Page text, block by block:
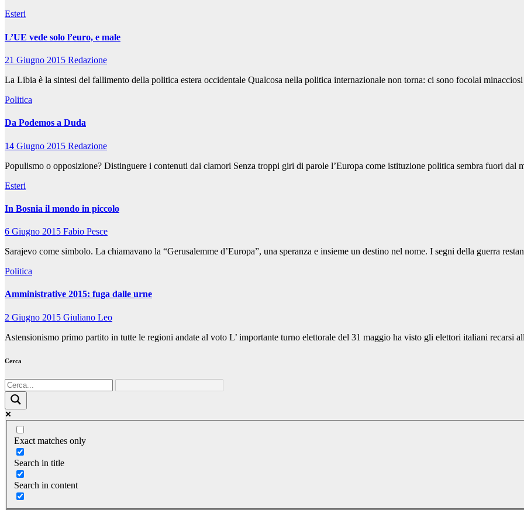
Esteri
L’UE vede solo l’euro, e male
21 Giugno 2015 Redazione
La Libia è la sintesi del fallimento della politica estera occidentale Qualcosa nella politica internazionale non torna: ci sono focolai
Politica
Da Podemos a Duda
14 Giugno 2015 Redazione
Populismo o opposizione? Distinguere i contenuti dai clamori Senza troppi giri di parole l’Europa come istituzione politica sembra fuori dal
Esteri
In Bosnia il mondo in piccolo
6 Giugno 2015 Fabio Pesce
Sarajevo come simbolo. La chiamavano la “Gerusalemme d’Europa”, una speranza e insieme un destino nel nome. I segni della guerra
Politica
Amministrative 2015: fuga dalle urne
2 Giugno 2015 Giuliano Leo
Astensionismo primo partito in tutte le regioni andate al voto L’ importante turno elettorale del 31 maggio ha visto gli elettori italiani recarsi
Cerca
Exact matches only
Search in title
Search in content